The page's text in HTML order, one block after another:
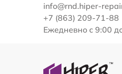
info@rnd.hiper-
+7 (863) 209-71-88
Ежедневно с 9:00